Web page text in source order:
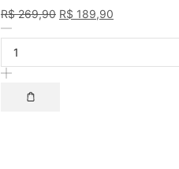
R$269,90 R$ 189,90